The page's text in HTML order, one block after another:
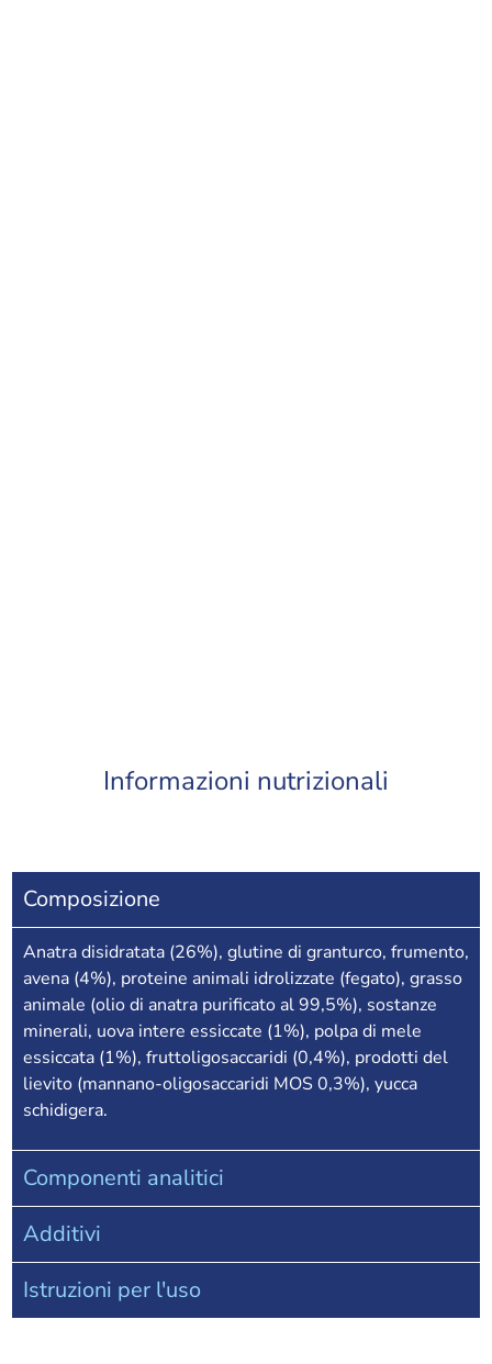
Informazioni nutrizionali
Composizione
Anatra disidratata (26%), glutine di granturco, frumento,
avena (4%), proteine animali idrolizzate (fegato), grasso
animale (olio di anatra purificato al 99,5%), sostanze
minerali, uova intere essiccate (1%), polpa di mele
essiccata (1%), fruttoligosaccaridi (0,4%), prodotti del
lievito (mannano-oligosaccaridi MOS 0,3%), yucca
schidigera.
Componenti analitici
Additivi
Istruzioni per l'uso